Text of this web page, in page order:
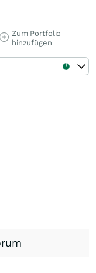
Zum Portfolio
hinzufügen